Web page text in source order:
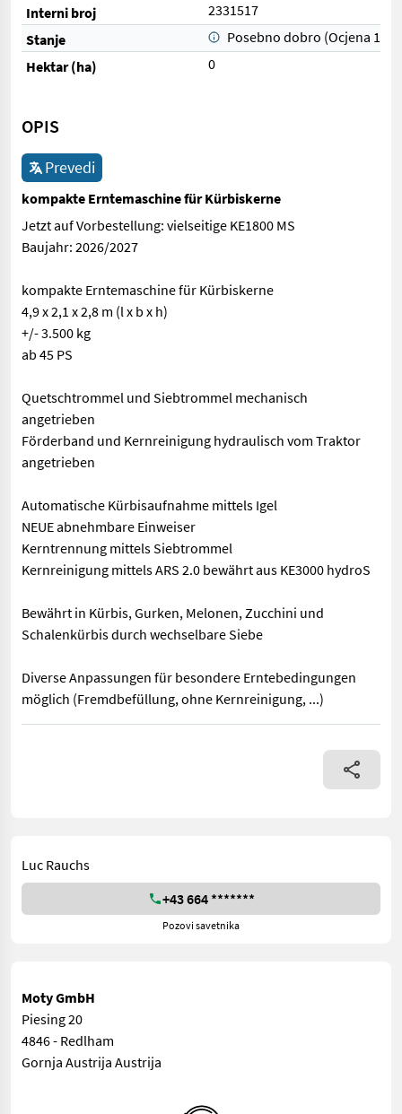
Interni broj
2331517
Stanje
Posebno dobro (Ocjena 1)
Hektar (ha)
0
OPIS
Prevedi
kompakte Erntemaschine für Kürbiskerne
Jetzt auf Vorbestellung: vielseitige KE1800 MS
Baujahr: 2026/2027
kompakte Erntemaschine für Kürbiskerne
4,9 x 2,1 x 2,8 m (l x b x h)
+/- 3.500 kg
ab 45 PS
Quetschtrommel und Siebtrommel mechanisch
angetrieben
Förderband und Kernreinigung hydraulisch vom Traktor
angetrieben
Automatische Kürbisaufnahme mittels Igel
NEUE abnehmbare Einweiser
Kerntrennung mittels Siebtrommel
Kernreinigung mittels ARS 2.0 bewährt aus KE3000 hydroS
Bewährt in Kürbis, Gurken, Melonen, Zucchini und
Schalenkürbis durch wechselbare Siebe
Diverse Anpassungen für besondere Erntebedingungen
möglich (Fremdbefüllung, ohne Kernreinigung, ...)
Jetzt auf Vorbestellung: vielseitige KE1800 MS Baujahr:
Luc Rauchs
+43 664 *******
Pozovi savetnika
Moty GmbH
Piesing 20
4846 - Redlham
Gornja Austrija Austrija